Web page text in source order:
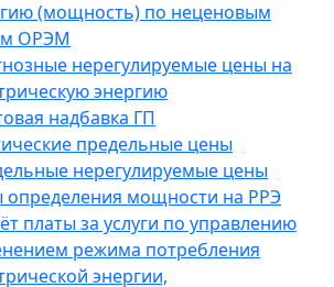
(мощность) по неценовым
ОРЭМ
нерегулируемые цены на
энергию
надбавка ГП
предельные цены
нерегулируемые цены
определения мощности на РРЭ
платы за услуги по управлению
режима потребления
энергии,